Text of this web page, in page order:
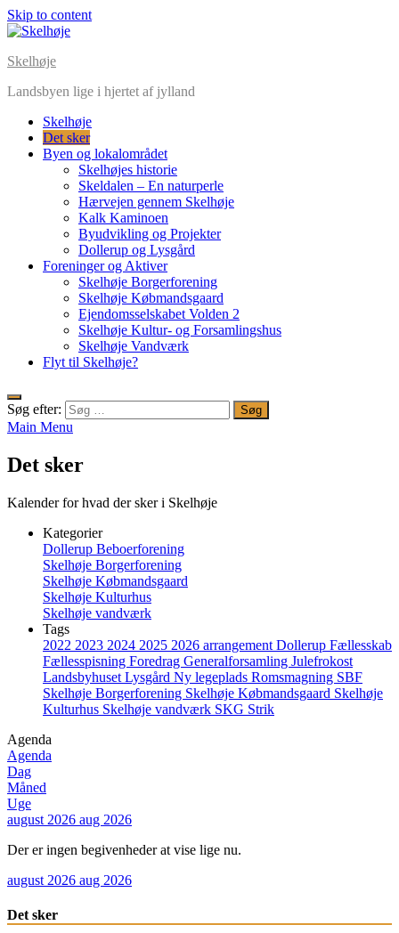
Skip to content
Skelhøje
Landsbyen lige i hjertet af jylland
Skelhøje
Det sker
Byen og lokalområdet
Skelhøjes historie
Skeldalen – En naturperle
Hærvejen gennem Skelhøje
Kalk Kaminoen
Byudvikling og Projekter
Dollerup og Lysgård
Foreninger og Aktiver
Skelhøje Borgerforening
Skelhøje Købmandsgaard
Ejendomsselskabet Volden 2
Skelhøje Kultur- og Forsamlingshus
Skelhøje Vandværk
Flyt til Skelhøje?
Søg efter:
Main Menu
Det sker
Kalender for hvad der sker i Skelhøje
Kategorier
Dollerup Beboerforening
Skelhøje Borgerforening
Skelhøje Købmandsgaard
Skelhøje Kulturhus
Skelhøje vandværk
Tags
2022 2023 2024 2025 2026 arrangement Dollerup Fællesskab
Fællesspisning Foredrag Generalforsamling Julefrokost
Landsbyhuset Lysgård Ny legeplads Romsmagning SBF
Skelhøje Borgerforening Skelhøje Købmandsgaard Skelhøje
Kulturhus Skelhøje vandværk SKG Strik
Agenda
Agenda
Dag
Måned
Uge
august 2026 aug 2026
Der er ingen begivenheder at vise lige nu.
august 2026 aug 2026
Det sker